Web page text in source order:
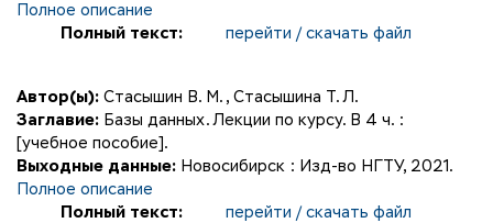
Полное описание
Полный текст:
перейти / скачать файл
Автор(ы): Стасышин В. М. , Стасышина Т. Л.
Заглавие: Базы данных. Лекции по курсу. В 4 ч. :
[учебное пособие].
Выходные данные: Новосибирск : Изд-во НГТУ, 2021.
Полное описание
Полный текст:
перейти / скачать файл